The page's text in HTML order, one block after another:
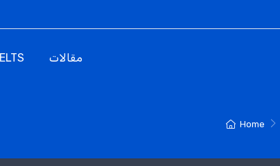
IELTS مقالات
Home